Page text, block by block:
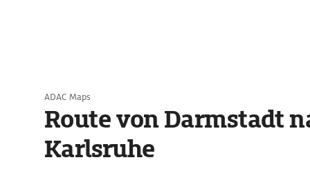
ADAC Maps
Route von Darmstadt
Karlsruhe